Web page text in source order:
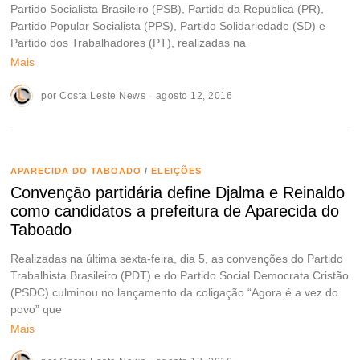
Partido Socialista Brasileiro (PSB), Partido da República (PR),
Partido Popular Socialista (PPS), Partido Solidariedade (SD) e
Partido dos Trabalhadores (PT), realizadas na
Mais
porCosta Leste News agosto 12, 2016
APARECIDA DO TABOADO / ELEIÇÕES
Convenção partidária define Djalma e Reinaldo
como candidatos a prefeitura de Aparecida do
Taboado
Realizadas na última sexta-feira, dia 5, as convenções do Partido
Trabalhista Brasileiro (PDT) e do Partido Social Democrata Cristão
(PSDC) culminou no lançamento da coligação “Agora é a vez do
povo” que
Mais